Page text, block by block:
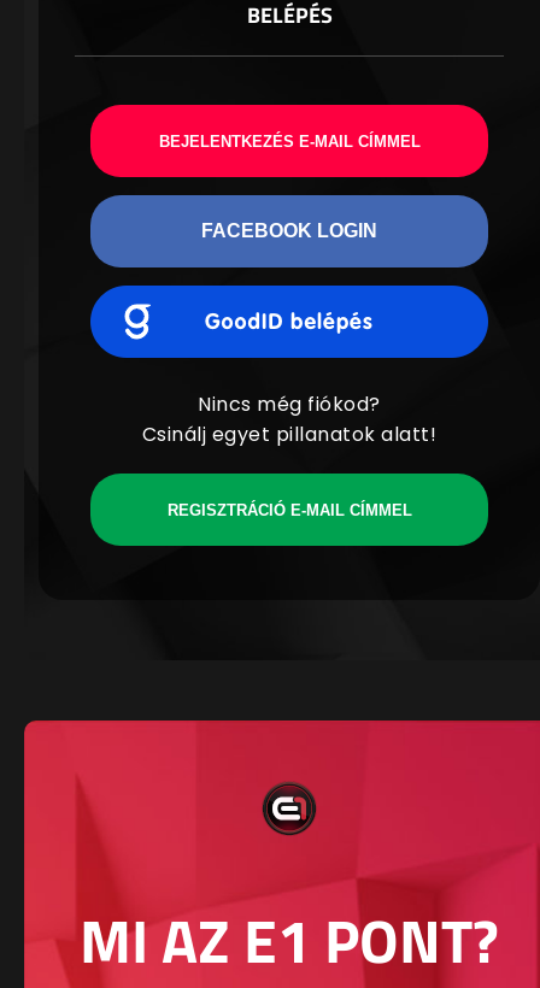
BELÉPÉS
BEJELENTKEZÉS E-MAIL CÍMMEL
FACEBOOK LOGIN
Nincs még fiókod?
Csinálj egyet pillanatok alatt!
REGISZTRÁCIÓ E-MAIL CÍMMEL
MI AZ E1 PONT?